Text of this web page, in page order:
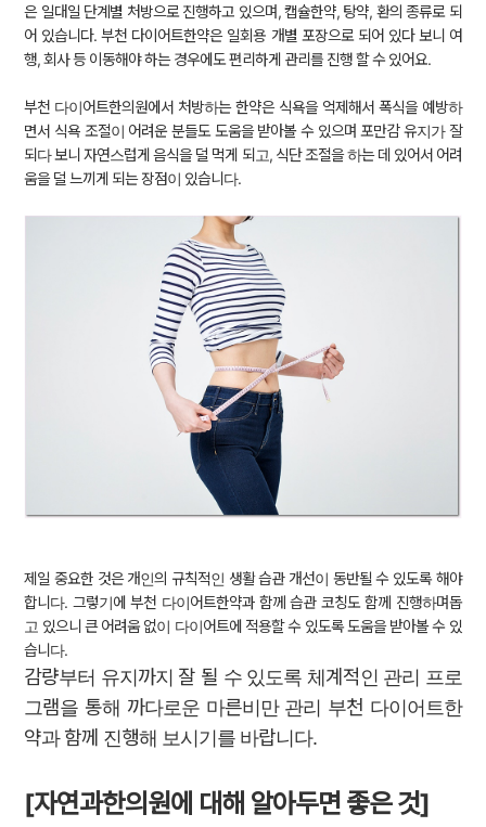
은 일대일 단계별 처방으로 진행하고 있으며, 캡슐한약, 탕약, 환의 종류로 되
어 있습니다. 부천 다이어트한약은 일회용 개별 포장으로 되어 있다 보니 여
행, 회사 등 이동해야 하는 경우에도 편리하게 관리를 진행 할 수 있어요.
부천 다이어트한의원에서 처방하는 한약은 식욕을 억제해서 폭식을 예방하
면서 식욕 조절이 어려운 분들도 도움을 받아볼 수 있으며 포만감 유지가 잘
되다 보니 자연스럽게 음식을 덜 먹게 되고, 식단 조절을 하는 데 있어서 어려
움을 덜 느끼게 되는 장점이 있습니다.
제일 중요한 것은 개인의 규칙적인 생활 습관 개선이 동반될 수 있도록 해야
합니다. 그렇기에 부천 다이어트한약과 함께 습관 코칭도 함께 진행하며돕
고 있으니 큰 어려움 없이 다이어트에 적용할 수 있도록 도움을 받아볼 수 있
습니다.
감량부터 유지까지 잘 될 수 있도록 체계적인 관리 프로
그램을 통해 까다로운 마른비만 관리 부천 다이어트한
약과 함께 진행해 보시기를 바랍니다.
[자연과한의원에 대해 알아두면 좋은 것]